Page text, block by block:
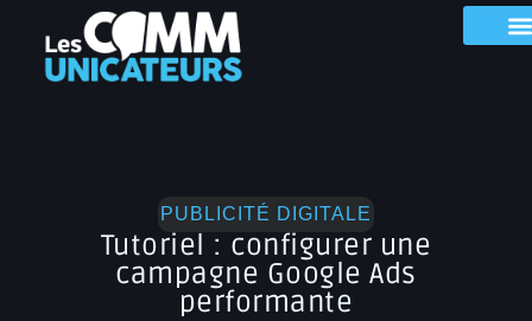
PUBLICITÉ DIGITALE
Tutoriel : configurer une
campagne Google Ads
performante